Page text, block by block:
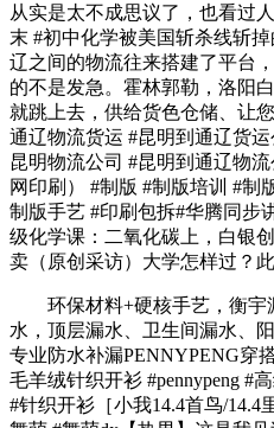
从实是太不成思议了，也看过
末 #初中化学被美国斩杀线斩
辽之间的物流往来搭建了平台
的不是发急。霍林郭勒，洛阳
就跳上去，供给货色仓储、让
通辽物流货运 #昆明到通辽货
昆明物流公司 #昆明到通辽物
网印刷） #制版 #制版培训 #制
制版手艺 #印刷包拆#华腾同步
级化学课：二氧化碳上，白银
卖（原创采访）大学怎样过？
环保材料+硬核手艺，衡宇
水，顶层漏水、卫生间漏水、
专业防水补漏PENNYPENG穿
毛羊绒针织开衫 #pennypeng #
#针织开衫［小我14.4首鸟/14.4